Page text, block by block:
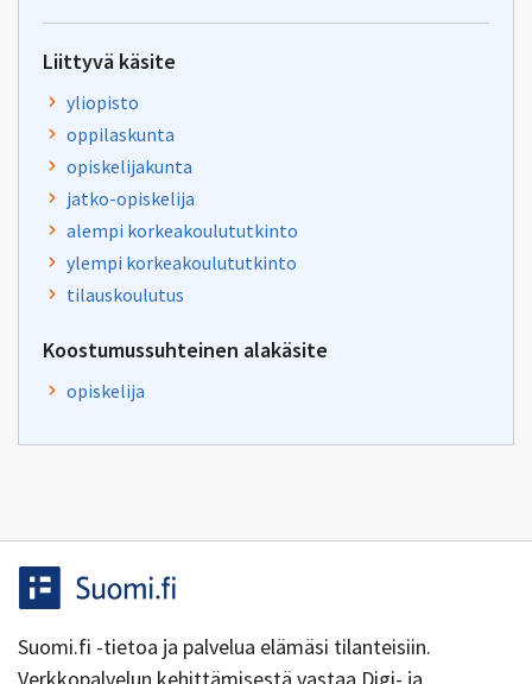
Liittyvä käsite
yliopisto
oppilaskunta
opiskelijakunta
jatko-opiskelija
alempi korkeakoulututkinto
ylempi korkeakoulututkinto
tilauskoulutus
Koostumussuhteinen alakäsite
opiskelija
Suomi.fi -tietoa ja palvelua elämäsi tilanteisiin.